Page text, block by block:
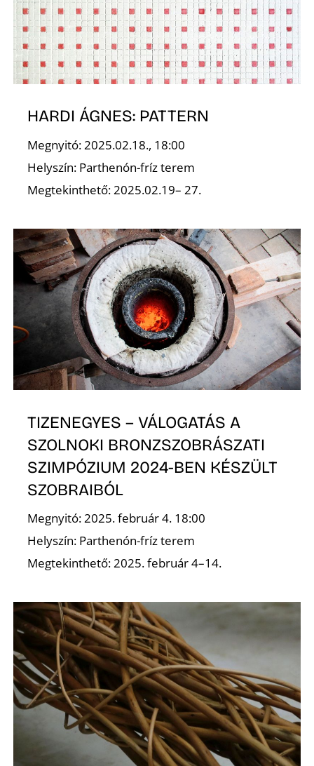
HARDI ÁGNES: PATTERN
Megnyitó: 2025.02.18., 18:00
Helyszín: Parthenón-fríz terem
Megtekinthető: 2025.02.19– 27.
TIZENEGYES – VÁLOGATÁS A
SZOLNOKI BRONZSZOBRÁSZATI
SZIMPÓZIUM 2024-BEN KÉSZÜLT
SZOBRAIBÓL
Megnyitó: 2025. február 4. 18:00
Helyszín: Parthenón-fríz terem
Megtekinthető: 2025. február 4–14.